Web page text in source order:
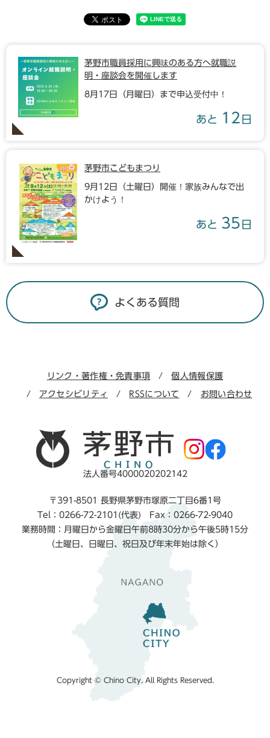
茅野市職員採用に興味のある方へ就職説
明・座談会を開催します
8月17日（月曜日）まで申込受付中！
あと 12 日
茅野市こどもまつり
9月12日（土曜日）開催！家族みんなで出
かけよう！
あと 35 日
よくある質問
リンク・著作権・免責事項 個人情報保護
アクセシビリティ RSSについて お問い合わせ
法人番号4000020202142
〒391-8501 長野県茅野市塚原二丁目6番1号
Tel：0266-72-2101(代表) Fax：0266-72-9040
業務時間：月曜日から金曜日午前8時30分から午後5時15分
（土曜日、日曜日、祝日及び年末年始は除く）
Copyright © Chino City. All Rights Reserved.